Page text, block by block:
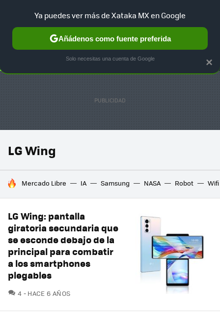
SELECCIÓN GAMING HOME AUTO TERRITORIO
LG Wing
HOY SE HABLA DE
Mercado Libre IA Samsung NASA Robot Wifi
LG Wing: pantalla
giratoria secundaria que
se esconde debajo de la
principal para combatir
a los smartphones
plegables
4 COMENTARIOS
HACE 6 AÑOS
×
Ya puedes ver más de Xataka MX en Google
Añádenos como fuente preferida
Solo necesitas una cuenta de Google